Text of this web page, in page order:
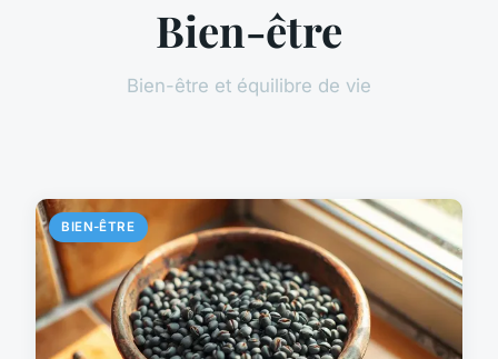
Bien-être
Bien-être et équilibre de vie
BIEN-ÊTRE